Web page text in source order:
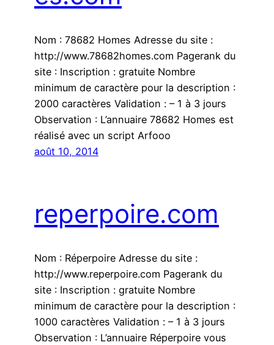
Nom : 78682 Homes Adresse du site :
http://www.78682homes.com Pagerank du
site : Inscription : gratuite Nombre
minimum de caractère pour la description :
2000 caractères Validation : – 1 à 3 jours
Observation : L’annuaire 78682 Homes est
réalisé avec un script Arfooo
août 10, 2014
reperpoire.com
Nom : Réperpoire Adresse du site :
http://www.reperpoire.com Pagerank du
site : Inscription : gratuite Nombre
minimum de caractère pour la description :
1000 caractères Validation : – 1 à 3 jours
Observation : L’annuaire Réperpoire vous